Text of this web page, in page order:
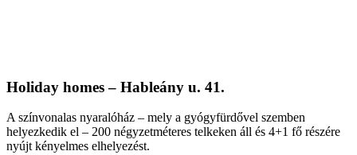
Holiday homes – Hableány u. 41.
A színvonalas nyaralóház – mely a gyógyfürdővel szemben
helyezkedik el – 200 négyzetméteres telkeken áll és 4+1 fő részére
nyújt kényelmes elhelyezést.